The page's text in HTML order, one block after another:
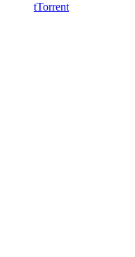
tTorrent